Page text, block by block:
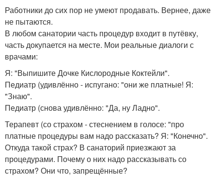
Работники до сих пор не умеют продавать. Вернее, даже
не пытаются.
В любом санатории часть процедур входит в путёвку,
часть докупается на месте. Мои реальные диалоги с
врачами:
Я: "Выпишите Дочке Кислородные Коктейли".
Педиатр (удивлённо - испугано: "они же платные! Я:
"Знаю".
Педиатр (снова удивлённо: "Да, ну Ладно".
Терапевт (со страхом - стеснением в голосе: "про
платные процедуры вам надо рассказать? Я: "Конечно".
Откуда такой страх? В санаторий приезжают за
процедурами. Почему о них надо рассказывать со
страхом? Они что, запрещённые?